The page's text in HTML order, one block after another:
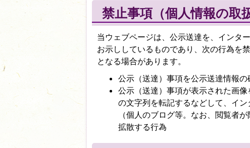
禁止事項（個人情報の取
当ウェブページは、公示送達を、インタ
お示ししているものであり、次の行為を
となる場合があります。
公示（送達）事項を公示送達情報
公示（送達）事項が表示された画
の文字列を転記するなどして、イ
（個人のブログ等。なお、閲覧者
拡散する行為